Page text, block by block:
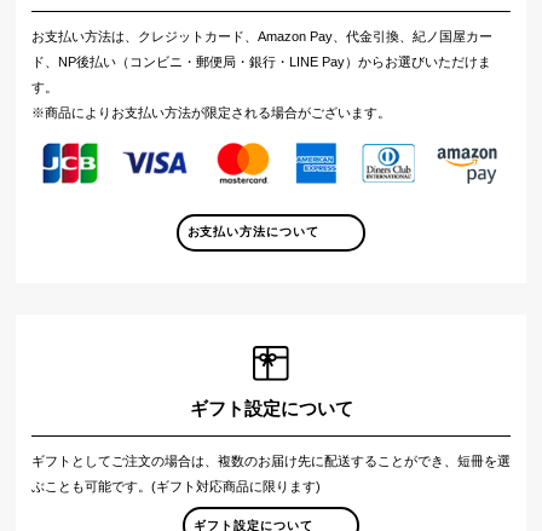
お支払い方法は、クレジットカード、Amazon Pay、代金引換、紀ノ国屋カー
ド、NP後払い（コンビニ・郵便局・銀行・LINE Pay）からお選びいただけま
す。
※商品によりお支払い方法が限定される場合がございます。
お支払い方法について
ギフト設定について
ギフトとしてご注文の場合は、複数のお届け先に配送することができ、短冊を選
ぶことも可能です。(ギフト対応商品に限ります)
ギフト設定について